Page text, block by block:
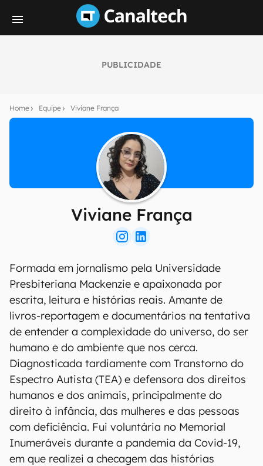
PUBLICIDADE
Home Equipe Viviane França
Viviane França
Formada em jornalismo pela Universidade
Presbiteriana Mackenzie e apaixonada por
escrita, leitura e histórias reais. Amante de
livros-reportagem e documentários na tentativa
de entender a complexidade do universo, do ser
humano e do ambiente que nos cerca.
Diagnosticada tardiamente com Transtorno do
Espectro Autista (TEA) e defensora dos direitos
humanos e dos animais, principalmente do
direito à infância, das mulheres e das pessoas
com deficiência. Fui voluntária no Memorial
Inumeráveis durante a pandemia da Covid-19,
em que realizei a checagem das histórias